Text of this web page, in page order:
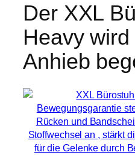
Der XXL
Heavy
Anhieb